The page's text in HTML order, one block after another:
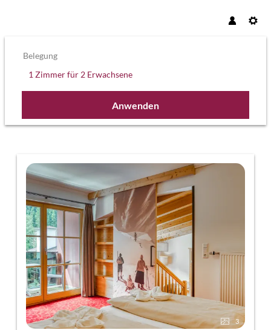
Belegung
1 Zimmerfür 2 Erwachsene
Anwenden
Unsere Angebote im Zimmer
3